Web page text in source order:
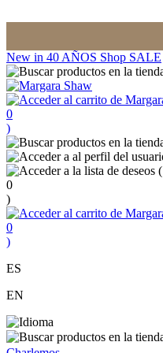
New in 40 AÑOS Shop SALE
0
)
(
0
)
0
)
ES
EN